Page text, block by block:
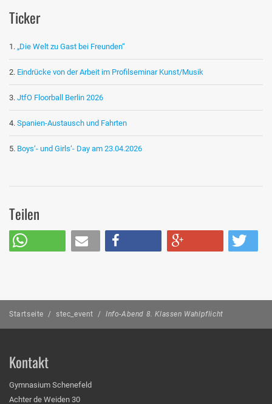
Ticker
„Die Welt zu Gast bei Freunden“
Eindrücke von der Arbeit im Profilseminar Kunst/Musik
JtfO Floorball Berlin 2026
Spanien-Austausch und Fahrten
Boys‘- und Girls‘- Day am 23.04.2026
Teilen
Startseite / stec_event / Info-Abend 8. Klassen Wahlpflicht
Kontakt
Gymnasium Schenefeld
Achter de Weiden 30